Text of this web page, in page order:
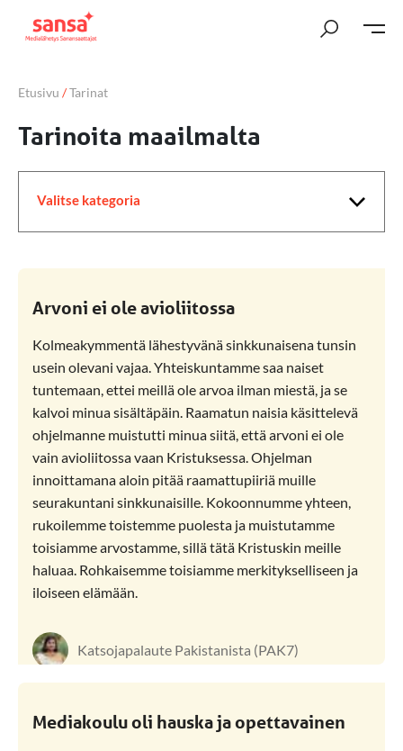
Etusivu /Tarinat
Valitse kategoria
Arvoni ei ole avioliitossa
Kolmeakymmentä lähestyvänä sinkkunaisena tunsin
usein olevani vajaa. Yhteiskuntamme saa naiset
tuntemaan, ettei meillä ole arvoa ilman miestä, ja se
kalvoi minua sisältäpäin. Raamatun naisia käsittelevä
ohjelmanne muistutti minua siitä, että arvoni ei ole
vain avioliitossa vaan Kristuksessa. Ohjelman
innoittamana aloin pitää raamattupiiriä muille
seurakuntani sinkkunaisille. Kokoonnumme yhteen,
rukoilemme toistemme puolesta ja muistutamme
toisiamme arvostamme, sillä tätä Kristuskin meille
haluaa. Rohkaisemme toisiamme merkitykselliseen ja
iloiseen elämään.
Katsojapalaute Pakistanista (PAK7)
Mediakoulu oli hauska ja opettavainen